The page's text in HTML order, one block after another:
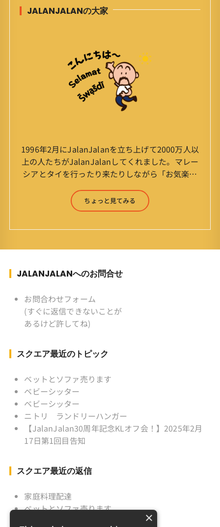
JALANJALANの大家
1996年2月にJalanJalanを立ち上げて2000万人以
上の人たちがJalanJalanしてくれました。マレー
シアとタイを行ったり来たりしながら「お気楽」
森 淳（Jun Yamamori） 生年月日 ：1959年
7月4日(61才) 生まれ ：香港(3才まで)
スポーツ ：水泳(浜名湾流古式泳法、競泳平泳
ク ソフトボール
監督 BKKソフトボール「おぼん
こぼん 」監督 マレーシア歴：1991年から31年
目 タイ歴 ：2001年から21年目
ちょっと見てみる
JALANJALANへのお問合せ
お問合わせフォーム
(すぐに返信できないことが
あるけど許してね)
スクエア最近のトピック
ベットとソファ売ります
ベビーシッター
ベビーシッター
ニトリ ランドリーハンガー
【JalanJalan30周年記念KLオフ会！】2025年2月
17日第1回目告知
スクエア最近の返信
家庭料理配達
ベットとソファ売ります
×